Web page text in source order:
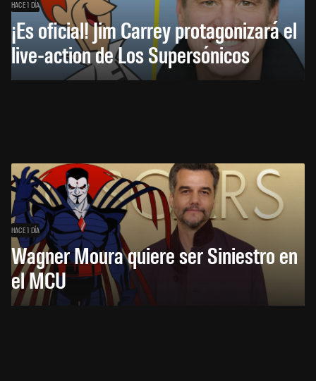
HACE 1 DÍA
¡Es oficial! Jim Carrey protagonizará el
live-action de Los Supersónicos
HACE 1 DÍA
Wagner Moura quiere ser Siniestro en
el MCU